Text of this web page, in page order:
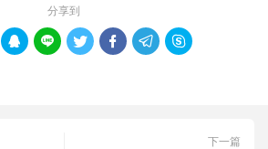
分享到
     
下一篇